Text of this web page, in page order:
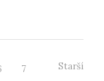
7
Starší